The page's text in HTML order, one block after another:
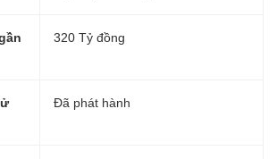
320 Tỷ đồng
Đã phát hành